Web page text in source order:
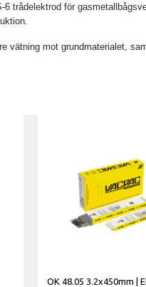
trådelektrod för
vätning mot grundmaterialet,
OK 48.05 3.2x450mm |